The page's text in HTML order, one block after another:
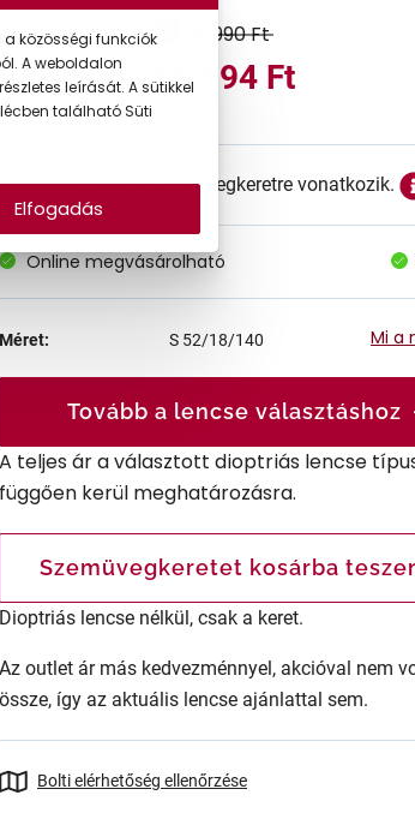
Korábbi ár: 26.990 Ft
Akciós ár: 16.194 Ft
A feltűntetett ár a szemüvegkeretre vonatkozik.
Online megvásárolható
Méret: S 52/18/140 Mi a
Tovább a lencse választáshoz
A teljes ár a választott dioptriás lencse
függően kerül meghatározásra.
Szemüvegkeretet kosárba
Dioptriás lencse nélkül, csak a keret.
Az outlet ár más kedvezménnyel, akcióval nem
össze, így az aktuális lencse ajánlattal sem.
Bolti elérhetőség ellenőrzése
közösségi funkciók
A weboldalon
leírását. A sütikkel
található Süti
Elfogadás